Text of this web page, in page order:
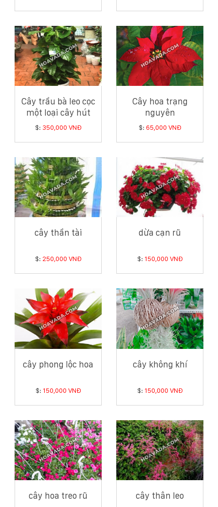
Cây trầu bà leo cọc
một loại cây hút
khí độc tốt cho ngôi
$: 350,000 VNĐ
Cây hoa trạng
nguyên
$: 65,000 VNĐ
cây thần tài
$: 250,000 VNĐ
dừa cạn rũ
$: 150,000 VNĐ
cây phong lộc hoa
$: 150,000 VNĐ
cây không khí
$: 150,000 VNĐ
cây hoa treo rũ cây thân leo